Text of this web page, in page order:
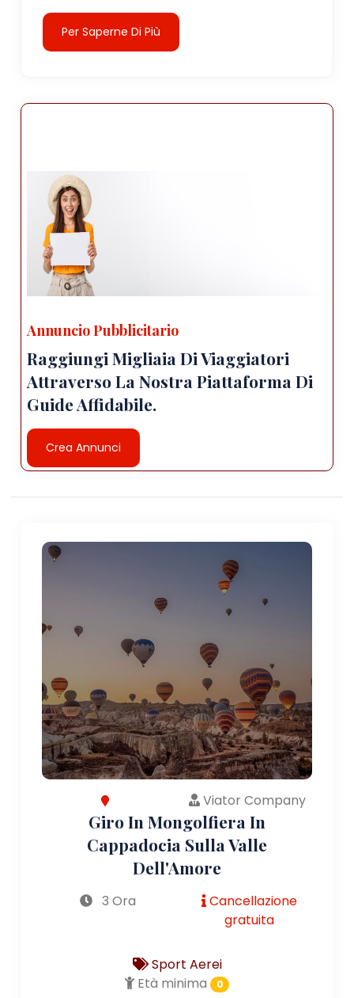
Per Saperne Di Più
Annuncio Pubblicitario
Raggiungi Migliaia Di Viaggiatori
Attraverso La Nostra Piattaforma Di
Guide Affidabile.
Crea Annunci
Viator Company
Giro In Mongolfiera In
Cappadocia Sulla Valle
Dell'Amore
3 Ora
Cancellazione
gratuita
Sport Aerei
Età minima
0